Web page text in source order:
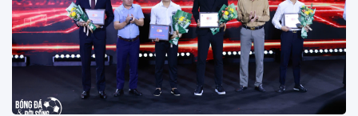
Đình Bắc cùng dàn sao CAHN "thắng lớn" tại
V.League Awards 2026